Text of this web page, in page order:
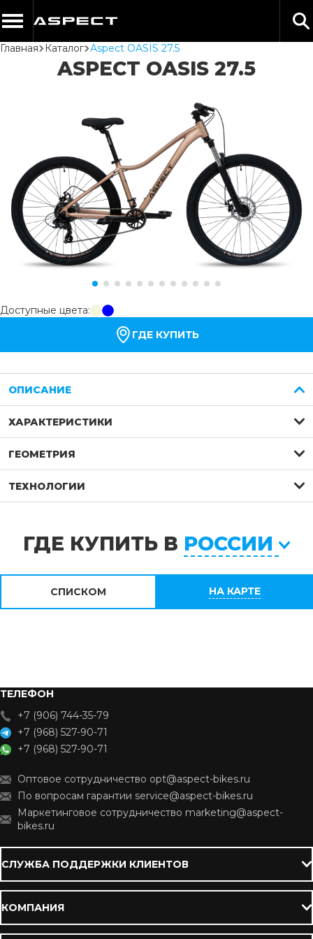
Главная Каталог Aspect OASIS 27.5
ASPECT OASIS 27.5
Доступные цвета:
ГДЕ КУПИТЬ
ОПИСАНИЕ
ХАРАКТЕРИСТИКИ
ГЕОМЕТРИЯ
ТЕХНОЛОГИИ
ГДЕ КУПИТЬ В РОССИИ
СПИСКОМ НА КАРТЕ
ТЕЛЕФОН
+7 (906) 744-35-79
+7 (968) 527-90-71
+7 (968) 527-90-71
Оптовое сотрудничество opt@aspect-bikes.ru
По вопросам гарантии service@aspect-bikes.ru
Маркетинговое сотрудничество marketing@aspect-
bikes.ru
СЛУЖБА ПОДДЕРЖКИ КЛИЕНТОВ
КОМПАНИЯ